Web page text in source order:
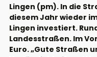
Lingen (pm). In die
diesem Jahr wieder
Lingen investiert.
Landesstraßen. Im
Euro. „Gute Straßen